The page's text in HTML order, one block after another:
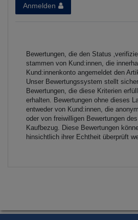
Anmelden
Bewertungen, die den Status
stammen von Kund:innen, die
Kund:innenkonto angemeldet den
Unser Bewertungssystem stellt
Bewertungen, die diese Kriterien
erhalten. Bewertungen ohne dieses
entweder von Kund:innen, die
oder von freiwilligen Bewertungen
Kaufbezug. Diese Bewertungen
hinsichtlich ihrer Echtheit überprüft